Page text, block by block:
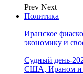
Prev Next
Политика
Иранское
экономику и
Судный день-
США, Ираном и